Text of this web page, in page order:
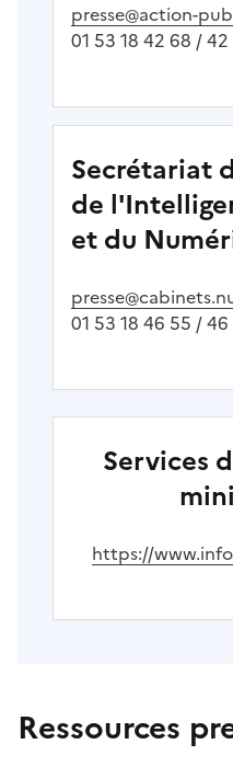
presse@action-
01 53 18 42 68 /
Secrétariat
de
et du
01 53 18 46 55 / 46
Services
(Ouvre une
https://
Ressources